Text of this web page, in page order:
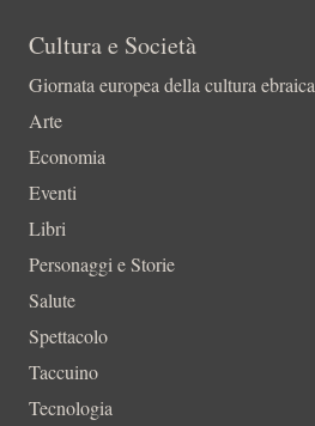
Cultura e Società
Giornata europea della cultura ebraica
Arte
Economia
Eventi
Libri
Personaggi e Storie
Salute
Spettacolo
Taccuino
Tecnologia